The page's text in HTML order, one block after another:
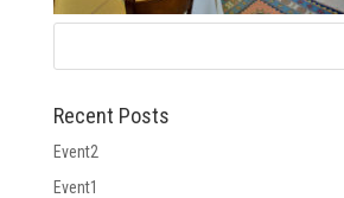
Recent Posts
Event2
Event1